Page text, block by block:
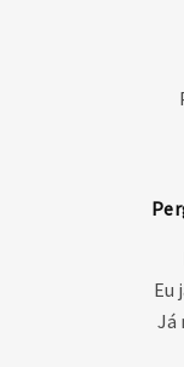
Eu
Já